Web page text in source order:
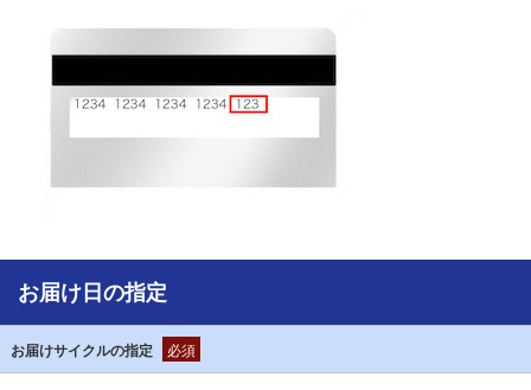
お届け日の指定
お届けサイクルの指定 必須